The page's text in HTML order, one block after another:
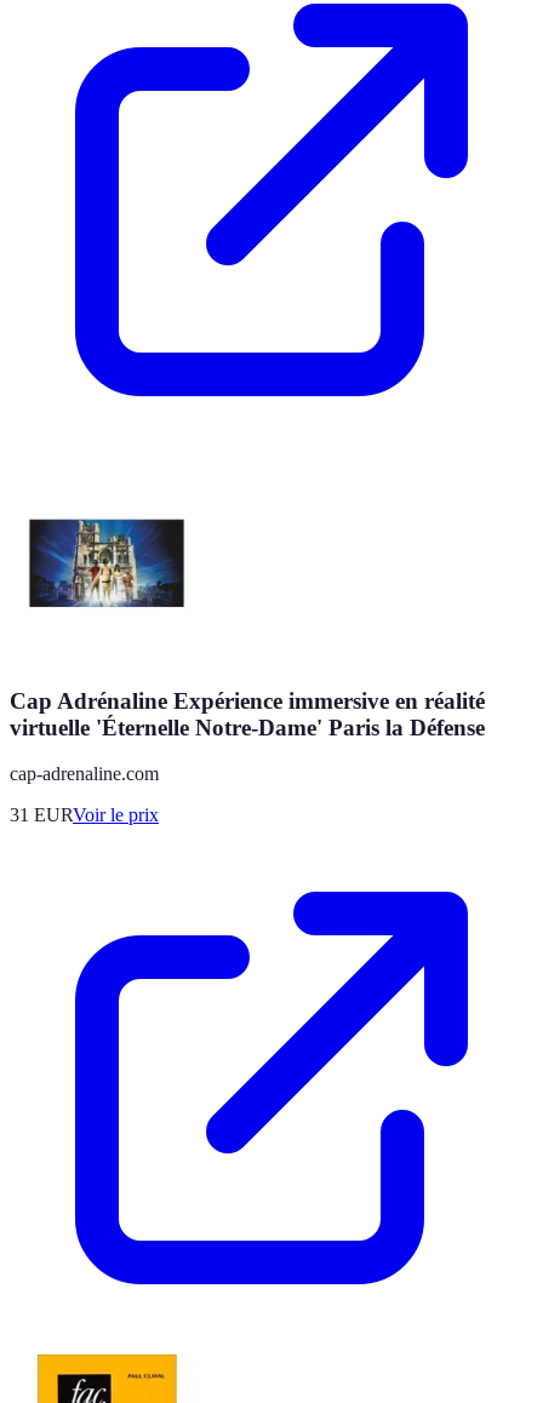
Cap Adrénaline Expérience immersive en réalité
virtuelle 'Éternelle Notre-Dame' Paris la Défense
cap-adrenaline.com
31 EURVoir le prix